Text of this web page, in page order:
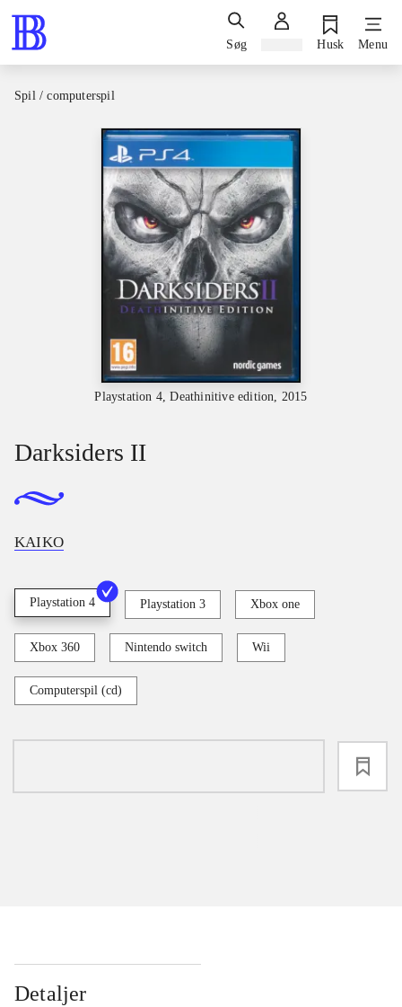
Søg Husk Menu
Spil / computerspil
Playstation 4, Deathinitive edition, 2015
Darksiders II
KAIKO
Playstation 4 Playstation 3 Xbox one
Xbox 360 Nintendo switch Wii
Computerspil (cd)
Detaljer